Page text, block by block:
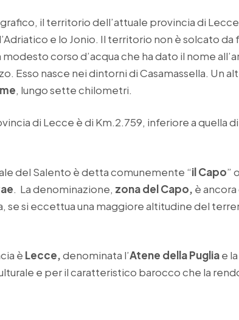
il territorio dell’attuale provincia di
e lo Jonio. Il territorio non è solcato
modesto corso d’acqua che ha dato il nome
Esso nasce nei dintorni di Casamassella. Un
, lungo sette chilometri.
di Lecce è di Km.2.759, inferiore a quella
del Salento è detta comunemente “il Capo”
. La denominazione, zonadel Capo, è
se si eccettua una maggiore altitudine del
è Lecce,denominata l’Atene della Pugliae la
e per il caratteristico barocco che la